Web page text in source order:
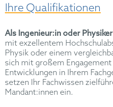
Ihre Qualifikationen
Als Ingenieur:in oder
mit exzellentem
Physik oder einem
sich mit großem
Entwicklungen in Ihrem
setzen Ihr Fachwissen
Mandant:innen ein.